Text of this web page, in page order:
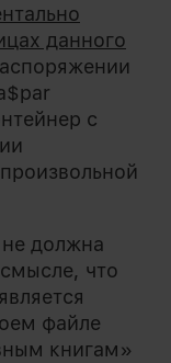
данного
с
должна
что
файле
книгам»